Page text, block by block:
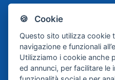
🍪 Cookie
Questo sito utilizza cookie
navigazione e funzionali
Utilizziamo i cookie anche
ed annunci, per facilitare le
Scafati Basket